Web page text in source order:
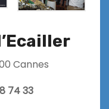
Cannes
74 33